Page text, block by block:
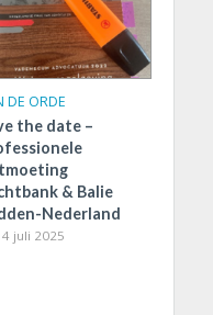
DE ORDE
the date –
& Balie
Nederland
juli 2025